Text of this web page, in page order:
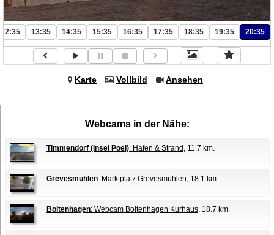
12:35 13:35 14:35 15:35 16:35 17:35 18:35 19:35 20:35
Karte Vollbild Ansehen
Webcams in der Nähe:
Timmendorf (Insel Poel): Hafen & Strand , 11.7 km.
Grevesmühlen: Marktplatz Grevesmühlen, 18.1 km.
Boltenhagen: Webcam Boltenhagen Kurhaus, 18.7 km.